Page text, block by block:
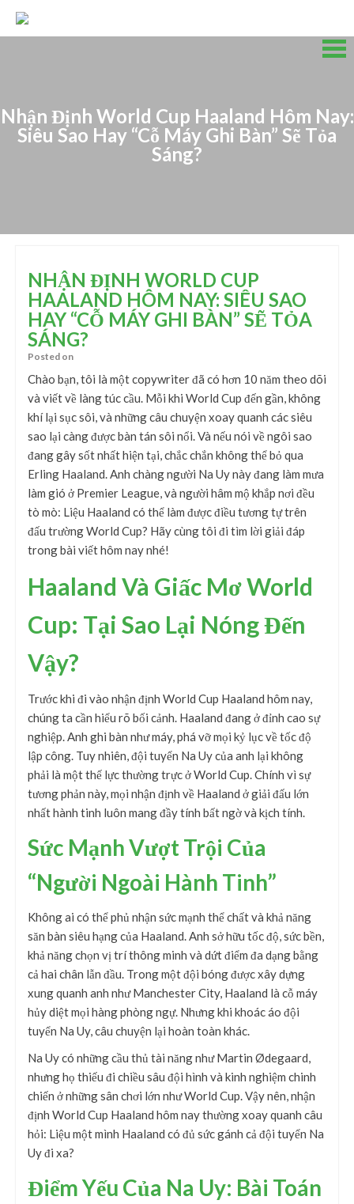
content
Nhận Định World Cup Haaland Hôm Nay:
Siêu Sao Hay “Cỗ Máy Ghi Bàn” Sẽ Tỏa
Sáng?
NHẬN ĐỊNH WORLD CUP
HAALAND HÔM NAY: SIÊU SAO
HAY “CỖ MÁY GHI BÀN” SẼ TỎA
SÁNG?
Posted on
Chào bạn, tôi là một copywriter đã có hơn 10 năm theo dõi
và viết về làng túc cầu. Mỗi khi World Cup đến gần, không
khí lại sục sôi, và những câu chuyện xoay quanh các siêu
sao lại càng được bàn tán sôi nổi. Và nếu nói về ngôi sao
đang gây sốt nhất hiện tại, chắc chắn không thể bỏ qua
Erling Haaland. Anh chàng người Na Uy này đang làm mưa
làm gió ở Premier League, và người hâm mộ khắp nơi đều
tò mò: Liệu Haaland có thể làm được điều tương tự trên
đấu trường World Cup? Hãy cùng tôi đi tìm lời giải đáp
trong bài viết hôm nay nhé!
Haaland Và Giấc Mơ World
Cup: Tại Sao Lại Nóng Đến
Vậy?
Trước khi đi vào nhận định World Cup Haaland hôm nay,
chúng ta cần hiểu rõ bối cảnh. Haaland đang ở đỉnh cao sự
nghiệp. Anh ghi bàn như máy, phá vỡ mọi kỷ lục về tốc độ
lập công. Tuy nhiên, đội tuyển Na Uy của anh lại không
phải là một thế lực thường trực ở World Cup. Chính vì sự
tương phản này, mọi nhận định về Haaland ở giải đấu lớn
nhất hành tinh luôn mang đầy tính bất ngờ và kịch tính.
Sức Mạnh Vượt Trội Của
“Người Ngoài Hành Tinh”
Không ai có thể phủ nhận sức mạnh thể chất và khả năng
săn bàn siêu hạng của Haaland. Anh sở hữu tốc độ, sức bền,
khả năng chọn vị trí thông minh và dứt điểm đa dạng bằng
cả hai chân lẫn đầu. Trong một đội bóng được xây dựng
xung quanh anh như Manchester City, Haaland là cỗ máy
hủy diệt mọi hàng phòng ngự. Nhưng khi khoác áo đội
tuyển Na Uy, câu chuyện lại hoàn toàn khác.
Na Uy có những cầu thủ tài năng như Martin Ødegaard,
nhưng họ thiếu đi chiều sâu đội hình và kinh nghiệm chinh
chiến ở những sân chơi lớn như World Cup. Vậy nên, nhận
định World Cup Haaland hôm nay thường xoay quanh câu
hỏi: Liệu một mình Haaland có đủ sức gánh cả đội tuyển Na
Uy đi xa?
Điểm Yếu Của Na Uy: Bài Toán